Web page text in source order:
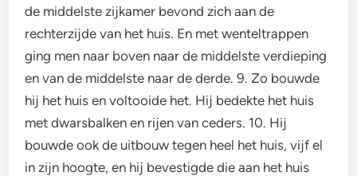
de middelste zijkamer bevond zich aan de
rechterzijde van het huis. En met wenteltrappen
ging men naar boven naar de middelste verdieping
en van de middelste naar de derde. 9. Zo bouwde
hij het huis en voltooide het. Hij bedekte het huis
met dwarsbalken en rijen van ceders. 10. Hij
bouwde ook de uitbouw tegen heel het huis, vijf el
in zijn hoogte, en hij bevestigde die aan het huis